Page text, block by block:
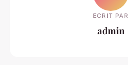
ECRIT PAR
admin